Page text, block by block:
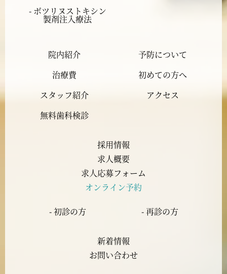
2023年11月
2023年8月
2023年7月
2023年4月
- ボツリヌストキシン
製剤注入療法
院内紹介
予防について
治療費
初めての方へ
スタッフ紹介
アクセス
無料歯科検診
採用情報
求人概要
求人応募フォーム
オンライン予約
- 初診の方 - 再診の方
新着情報
お問い合わせ